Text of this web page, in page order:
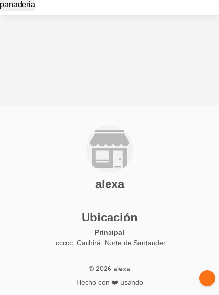
panaderia
alexa
Ubicación
Principal
ccccc, Cachirá, Norte de Santander
© 2026 alexa
Hecho con ❤️ usando